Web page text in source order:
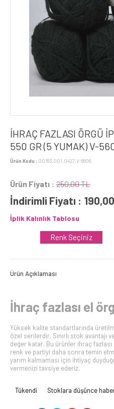
İHRAÇ FAZLASI ÖRGÜ
550 GR (5 YUMAK) V-
Ürün Kodu : 00153.001.0427.V-5606
Ürün Fiyatı : 250,00 TL
İndirimli Fiyatı : 190,00
İplik Kalınlık Tablosu
Renk Seçiniz
Ürün Açıklaması
İhraç fazlası el
Yüksek kalite standartlarında
özel serilerdir. Sınırlı stok
değer katar. Bu ürünler ihraç fazlası
renk ve partiyi daha sonra temin
yarım kalmaması için ihtiyaç
vermenizi tavsiye ederiz.
Tükendi Stoklara düşünce